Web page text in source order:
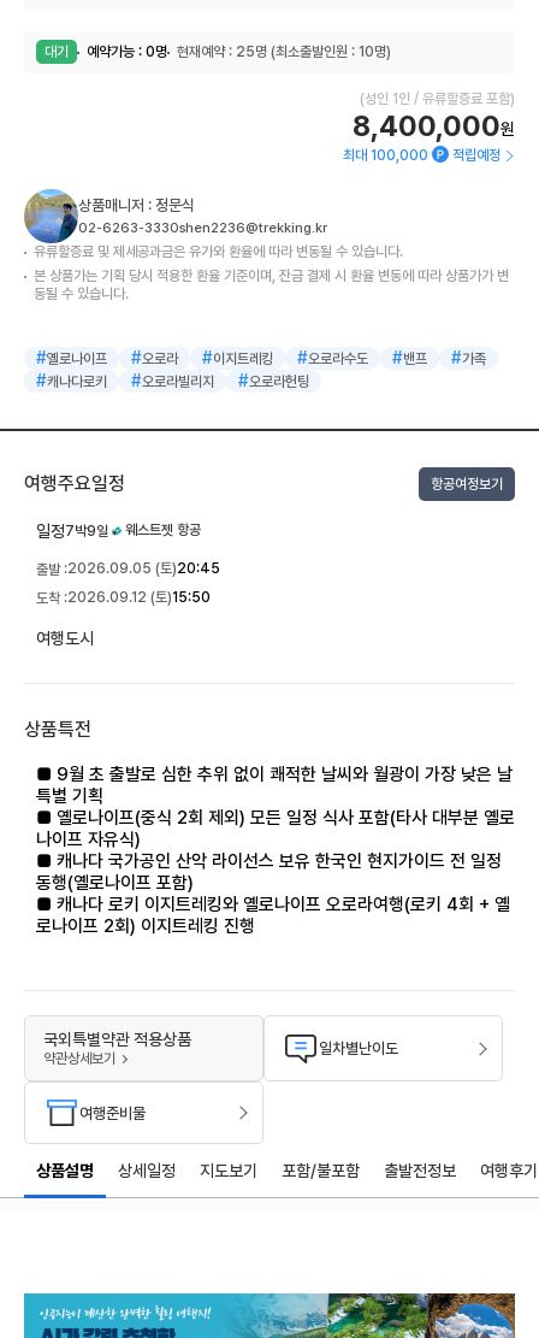
대기 예약가능 : 0명 현재예약 : 25명 (최소출발인원 : 10명)
(성인 1인 / 유류할증료 포함)
8,400,000원
최대 100,000 적립예정
상품매니저 : 정문식
02-6263-3330shen2236@trekking.kr
유류할증료 및 제세공과금은 유가와 환율에 따라 변동될 수 있습니다.
본 상품가는 기획 당시 적용한 환율 기준이며, 잔금 결제 시 환율 변동에 따라 상품가가 변
동될 수 있습니다.
#옐로나이프 #오로라 #이지트레킹 #오로라수도 #밴프 #가족
#캐나다로키 #오로라빌리지 #오로라헌팅
여행주요일정 항공여정보기
일정7박9일 웨스트젯 항공
출발 :2026.09.05 (토)20:45
도착 :2026.09.12 (토)15:50
여행도시
상품특전
■ 9월 초 출발로 심한 추위 없이 쾌적한 날씨와 월광이 가장 낮은 날
특별 기획
■ 옐로나이프(중식 2회 제외) 모든 일정 식사 포함(타사 대부분 옐로
나이프 자유식)
■ 캐나다 국가공인 산악 라이선스 보유 한국인 현지가이드 전 일정
동행(옐로나이프 포함)
■ 캐나다 로키 이지트레킹와 옐로나이프 오로라여행(로키 4회 + 옐
로나이프 2회) 이지트레킹 진행
국외특별약관 적용상품
약관상세보기
일차별난이도
여행준비물
상품설명 상세일정 지도보기 포함/불포함 출발전정보 여행후기